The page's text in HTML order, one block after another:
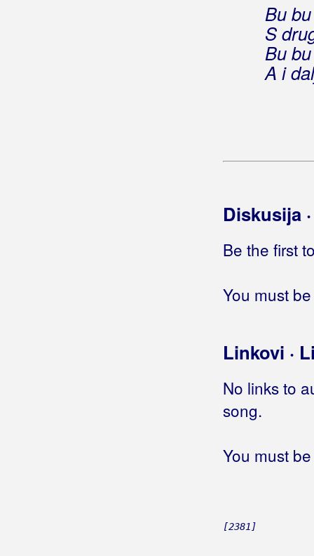
Bu
S
Bu
A i
Diskusija
Be the first
You must
Linkovi ·
No links to
song.
You must
[2381]